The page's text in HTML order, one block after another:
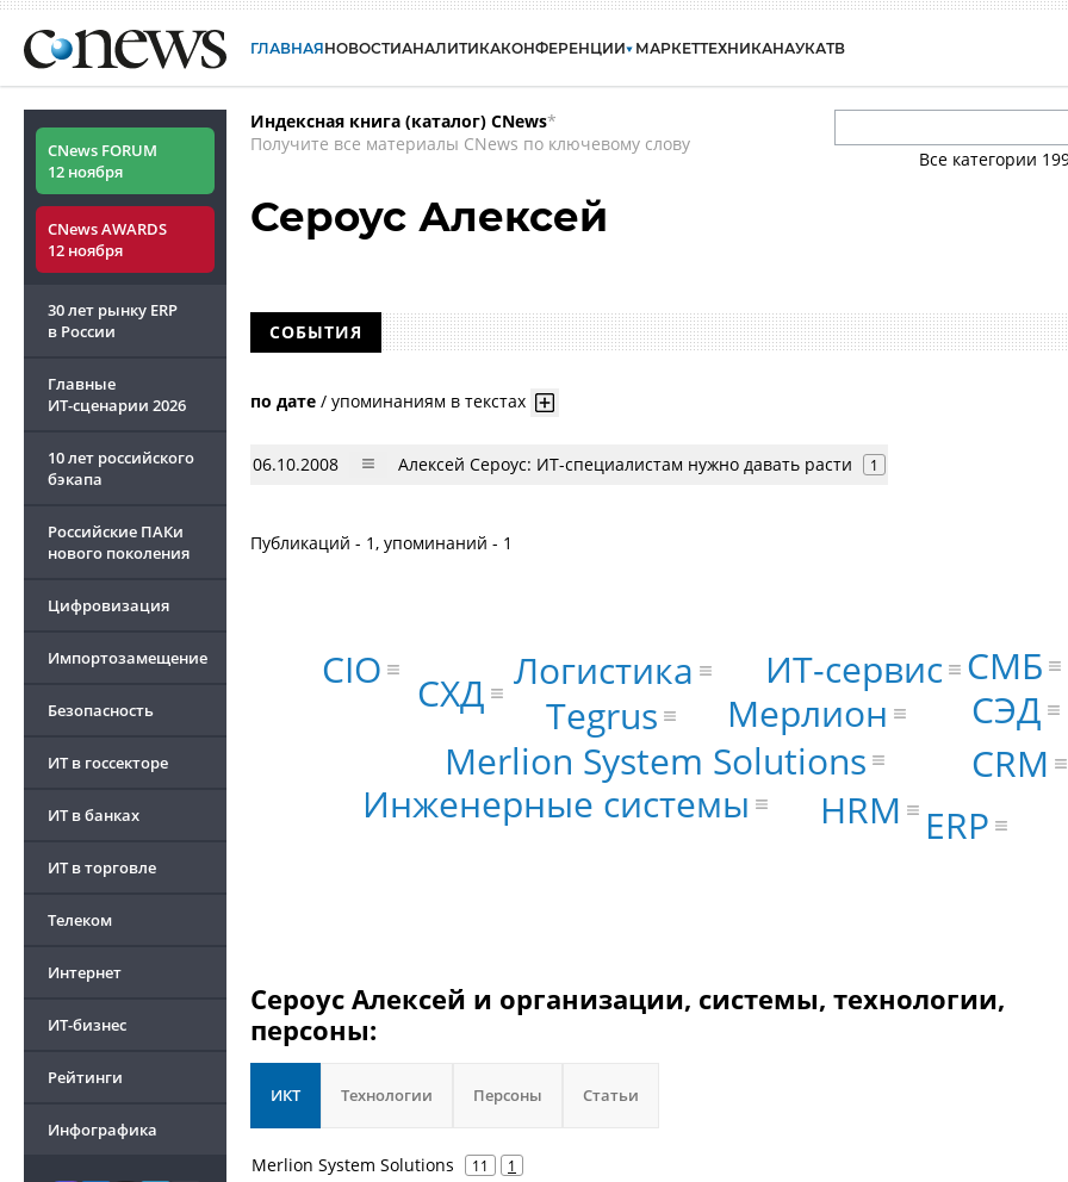
ГЛАВНАЯНОВОСТИАНАЛИТИКАКОНФЕРЕНЦИИ МАРКЕТТЕХНИКАНАУКАТВ
CNews FORUM
12 ноября
CNews AWARDS
12 ноября
30 лет рынку ERP
в России
Главные
ИТ-сценарии 2026
10 лет российского
бэкапа
Российские ПАКи
нового поколения
Цифровизация
Импортозамещение
Безопасность
ИТ в госсекторе
ИТ в банках
ИТ в торговле
Телеком
Интернет
ИТ-бизнес
Рейтинги
Инфографика
Индексная книга (каталог) CNews*
Получите все материалы CNews по ключевому слову
Все категории
Сероус Алексей
СОБЫТИЯ
по дате / упоминаниям в текстах
06.10.2008 Алексей Сероус: ИТ-специалистам нужно давать расти 1
Публикаций - 1, упоминаний - 1
Merlion System Solutions
Мерлион
Tegrus
Инженерные системы
HRM
СХД
ERP
CRM
СЭД
ИТ-сервис
Логистика СМБ
CIO
Сероус Алексей и организации, системы, технологии,
персоны:
ИКТ Технологии Персоны Статьи
Merlion System Solutions 11 1